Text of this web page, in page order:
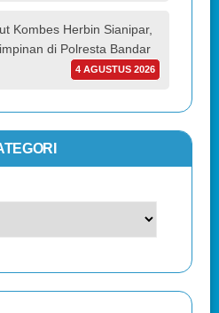
Kombes Herbin Sianipar,
di Polresta Bandar
4 AGUSTUS 2026